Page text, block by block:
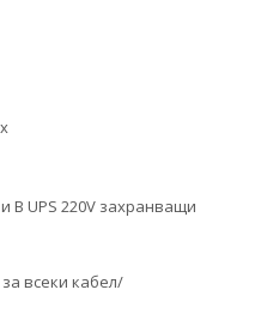
В UPS 220V захранващи
всеки кабел/